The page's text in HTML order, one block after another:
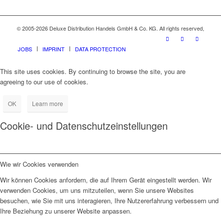
© 2005-2026 Deluxe Distribution Handels GmbH & Co. KG. All rights reserved,
JOBS IMPRINT DATA PROTECTION
This site uses cookies. By continuing to browse the site, you are
agreeing to our use of cookies.
OK Learn more
Cookie- und Datenschutzeinstellungen
Wie wir Cookies verwenden
Wir können Cookies anfordern, die auf Ihrem Gerät eingestellt werden. Wir
verwenden Cookies, um uns mitzuteilen, wenn Sie unsere Websites
besuchen, wie Sie mit uns interagieren, Ihre Nutzererfahrung verbessern und
Ihre Beziehung zu unserer Website anpassen.